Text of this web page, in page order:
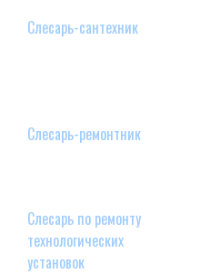
Слесарь-сантехник
Слесарь-ремонтник
Слесарь по ремонту
технологических
установок